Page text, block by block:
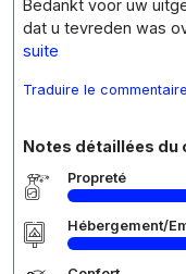
Bedankt voor uw
dat u tevreden was
suite
Traduire le
Notes détaillées du
Propreté
Hébergement/